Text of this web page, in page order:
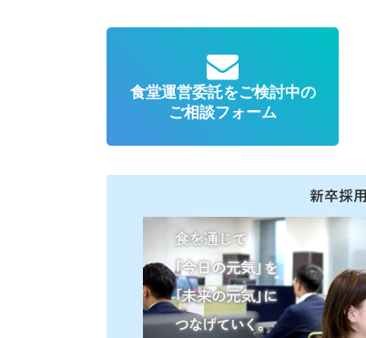
食堂運営委託をご検討中の
ご相談フォーム
新卒採用